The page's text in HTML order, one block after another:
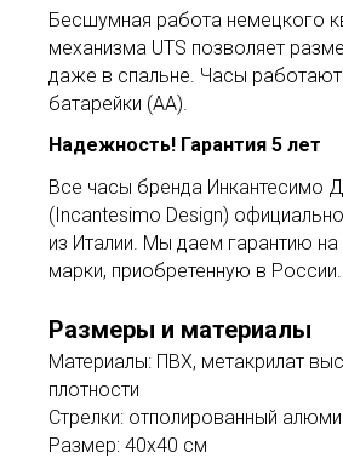
Бесшумная работа немецкого
механизма UTS позволяет
даже в спальне. Часы работают
батарейки (АА).
Надежность! Гарантия 5 лет
Все часы бренда Инкантесимо
(Incantesimo Design)
из Италии. Мы даем гарантию
марки, приобретенную в России.
Размеры и материалы
Материалы: ПВХ, метакрилат
плотности
Стрелки: отполированный
Размер: 40x40 см